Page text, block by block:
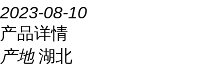
2023-08-10
产品详情
产地 湖北